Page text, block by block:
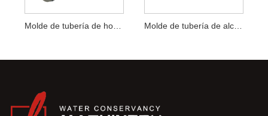
Molde de tubería de hormigón Molde de tubería de alcantarilla